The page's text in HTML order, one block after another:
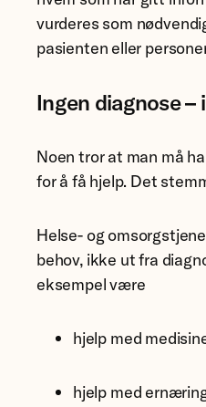
vurderes som
pasienten eller
Ingen diagnose –
Noen tror at man må
for å få hjelp. Det
Helse- og
behov, ikke ut fra
eksempel være
hjelp med
hjelp med